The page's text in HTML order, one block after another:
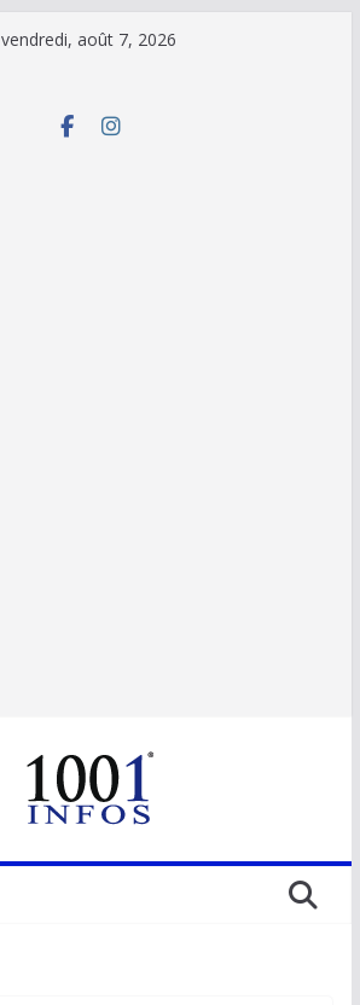
vendredi, août 7, 2026